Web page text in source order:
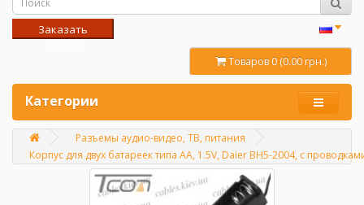
Заказать
Товаров 0 (0.00 грн.)
Категории
Разъемы аудио-видео, ТВ, питания
Корпус для двух батареек типа АА, 1.5V, Daier BH5-2004, с